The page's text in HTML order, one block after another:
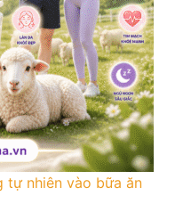
tự nhiên vào bữa ăn